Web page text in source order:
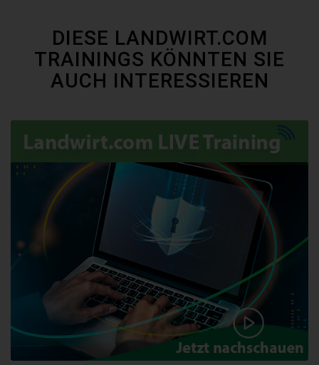
DIESE LANDWIRT.COM
TRAININGS KÖNNTEN SIE
AUCH INTERESSIEREN